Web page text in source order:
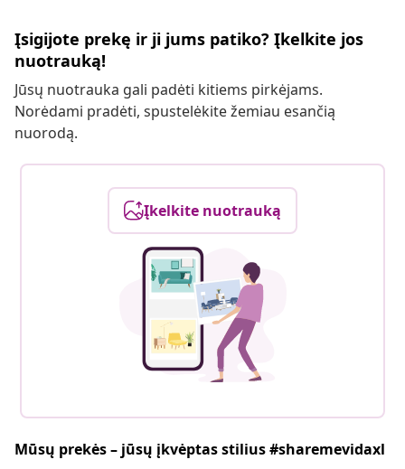
Įsigijote prekę ir ji jums patiko? Įkelkite jos
nuotrauką!
Jūsų nuotrauka gali padėti kitiems pirkėjams.
Norėdami pradėti, spustelėkite žemiau esančią
nuorodą.
Įkelkite nuotrauką
Mūsų prekės – jūsų įkvėptas stilius #sharemevidaxl